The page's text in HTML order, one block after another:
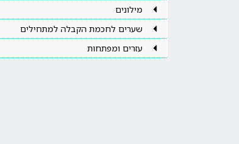
מילונים
שערים לחכמת הקבלה למתחילים
עזרים ומפתחות